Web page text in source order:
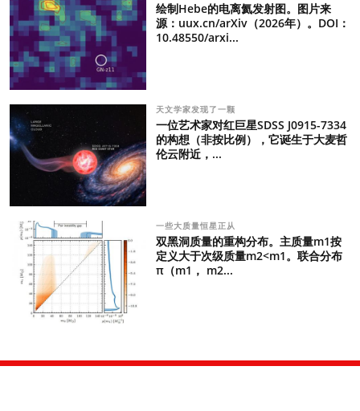
绘制Hebe的电离氦发射图。图片来
源：uux.cn/arXiv（2026年）。DOI：
10.48550/arxi...
天文学家发现了一颗
一位艺术家对红巨星SDSS J0915-7334
的构想（非按比例），它诞生于大麦哲
伦云附近，...
一些大质量恒星正从
双黑洞质量的重构分布。主质量m1按
定义大于次级质量m2<m1。联合分布
π（m1， m2...